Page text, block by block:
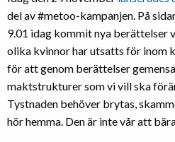
del av #metoo-kampanjen. På
9.01 idag kommit nya berättelser
olika kvinnor har utsatts för inom
för att genom berättelser
maktstrukturer som vi vill ska
Tystnaden behöver brytas,
hör hemma. Den är inte vår att